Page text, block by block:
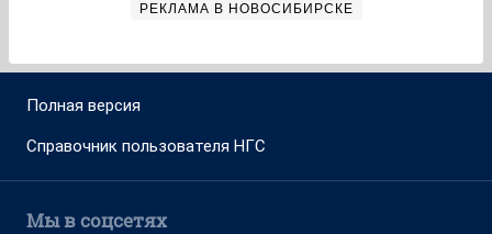
РЕКЛАМА В НОВОСИБИРСКЕ
Полная версия
Справочник пользователя НГС
Мы в соцсетях